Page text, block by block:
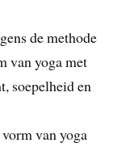
de methode
van yoga met
soepelheid en
van yoga